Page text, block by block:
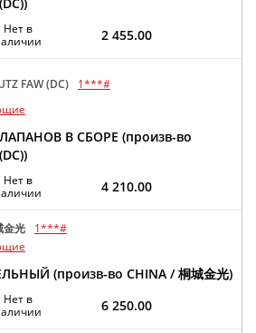
Нет в
2 455.00
FAW (DC)
1***#
В СБОРЕ (произв-во
Нет в
4 210.00
金光
1***#
(произв-во CHINA / 桐城金光)
Нет в
6 250.00